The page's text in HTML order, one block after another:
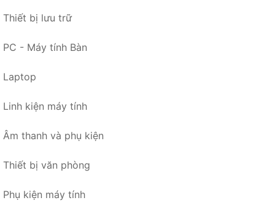
Thiết bị lưu trữ
PC - Máy tính Bàn
Laptop
Linh kiện máy tính
Âm thanh và phụ kiện
Thiết bị văn phòng
Phụ kiện máy tính